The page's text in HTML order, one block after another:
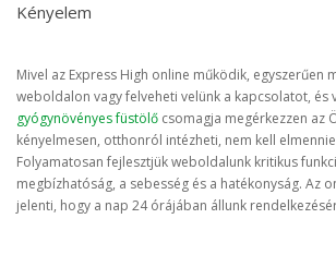
Kényelem
Mivel az Express High online működik, egyszerűen
weboldalon vagy felveheti velünk a kapcsolatot, és
gyógynövényes füstölő csomagja megérkezzen az
kényelmesen, otthonról intézheti, nem kell
Folyamatosan fejlesztjük weboldalunk kritikus
megbízhatóság, a sebesség és a hatékonyság. Az
jelenti, hogy a nap 24 órájában állunk